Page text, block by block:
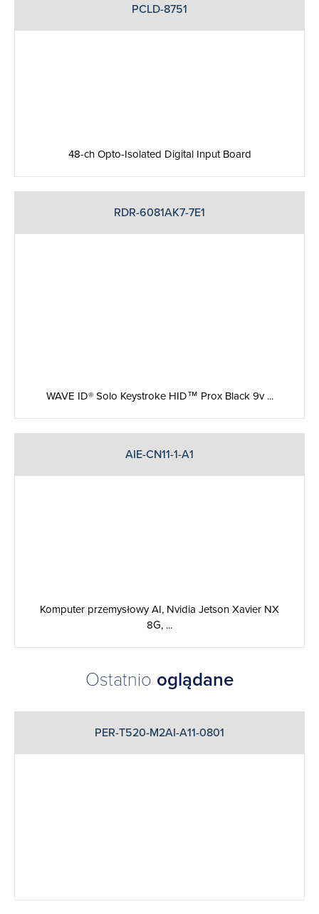
PCLD-8751
48-ch Opto-Isolated Digital Input Board
RDR-6081AK7-7E1
WAVE ID® Solo Keystroke HID™ Prox Black 9v ...
AIE-CN11-1-A1
Komputer przemysłowy AI, Nvidia Jetson Xavier NX
8G, ...
Ostatnio oglądane
PER-T520-M2AI-A11-0801